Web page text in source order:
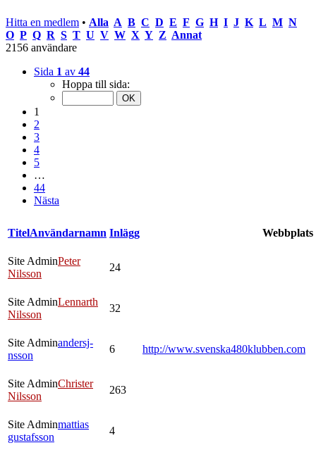
Hitta en medlem • Alla A B C D E F G H I J K L M N
O P Q R S T U V W X Y Z Annat
2156 användare
Sida 1 av 44
Hoppa till sida:
1
2
3
4
5
…
44
Nästa
TitelAnvändarnamn Inlägg Webbplats
Site AdminPeter
Nilsson
24
Site AdminLennarth
Nilsson
32
Site Adminandersj-
nsson
6 http://www.svenska480klubben.com
Site AdminChrister
Nilsson
263
Site Adminmattias
gustafsson
4